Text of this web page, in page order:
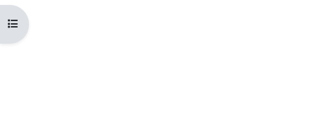
Abrir índice del curso